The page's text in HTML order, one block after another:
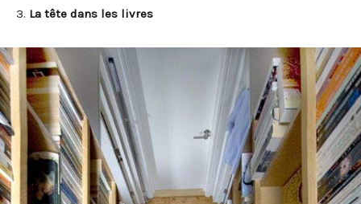
3. La tête dans les livres